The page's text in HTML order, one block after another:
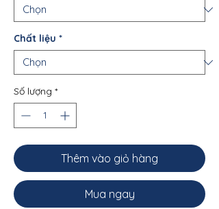
Chất liệu *
Số lượng *
Thêm vào giỏ hàng
Mua ngay